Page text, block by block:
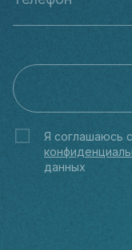
Я соглашаюсь
данных